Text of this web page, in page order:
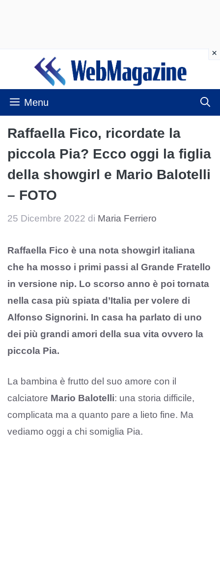
contenuto
Menu
Raffaella Fico, ricordate la
piccola Pia? Ecco oggi la figlia
della showgirl e Mario Balotelli
– FOTO
25 Dicembre 2022 di Maria Ferriero
Raffaella Fico è una nota showgirl italiana
che ha mosso i primi passi al Grande Fratello
in versione nip. Lo scorso anno è poi tornata
nella casa più spiata d’Italia per volere di
Alfonso Signorini. In casa ha parlato di uno
dei più grandi amori della sua vita ovvero la
piccola Pia.
La bambina è frutto del suo amore con il
calciatore Mario Balotelli: una storia difficile,
complicata ma a quanto pare a lieto fine. Ma
vediamo oggi a chi somiglia Pia.